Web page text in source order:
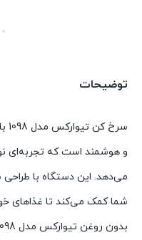
توضیحات
و هوشمند است که تجربه‌ای
می‌دهد. این دستگاه با طراحی
شما کمک می‌کند تا غذاهای